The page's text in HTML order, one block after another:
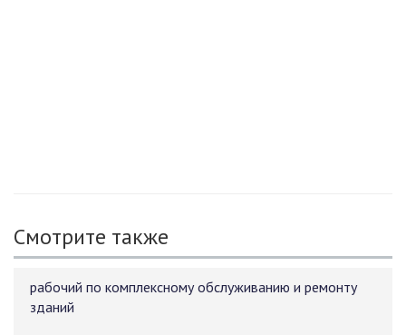
Смотрите также
рабочий по комплексному обслуживанию и ремонту
зданий